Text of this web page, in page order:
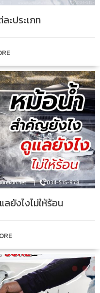
ะประเภท
ยังไงไม่ให้ร้อน